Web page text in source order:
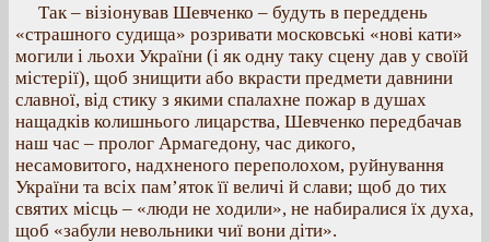
Так – візіонував Шевченко – будуть в переддень
«страшного судища» розривати московські «нові кати»
могили і льохи України (і як одну таку сцену дав у своїй
містерії), щоб знищити або вкрасти предмети давнини
славної, від стику з якими спалахне пожар в душах
нащадків колишнього лицарства, Шевченко передбачав
наш час – пролог Армагедону, час дикого,
несамовитого, надхненого переполохом, руйнування
України та всіх пам’яток її величі й слави; щоб до тих
святих місць – «люди не ходили», не набиралися їх духа,
щоб «забули невольники чиї вони діти».